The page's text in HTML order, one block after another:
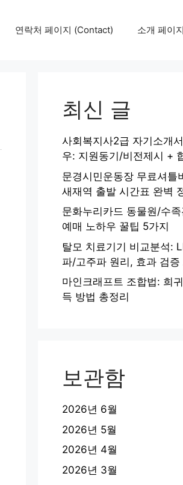
연락처 페이지 (Contact) 소개 페이
최신 글
사회복지사2급 자기소개
우: 지원동기/비전제시 +
문경시민운동장 무료셔틀
새재역 출발 시간표 완벽
문화누리카드 동물원/수
예매 노하우 꿀팁 5가지
탈모 치료기기 비교분석:
파/고주파 원리, 효과 검
마인크래프트 조합법: 희
득 방법 총정리
보관함
2026년 6월
2026년 5월
2026년 4월
2026년 3월